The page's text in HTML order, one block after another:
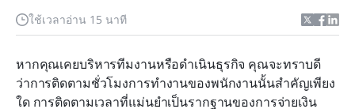
ใช้เวลาอ่าน 15 นาที
หากคุณเคยบริหารทีมงานหรือดำเนินธุรกิจ คุณจะทราบดี
ว่าการติดตามชั่วโมงการทำงานของพนักงานนั้นสำคัญเพียง
ใด การติดตามเวลาที่แม่นยำเป็นรากฐานของการจ่ายเงิน
สิ่งที่ควรมองหาในนาฬิกาตอกบัตรพนักงาน
นาฬิกาตอกบัตรพนักงานที่ดีที่สุด 3 อันดับ
วิธีเลือกนาฬิกาตอกบัตรพนักงาน
วิธีการติดตั้งนาฬิกาตอกบัตรพนักงาน